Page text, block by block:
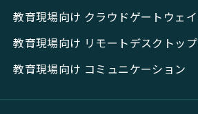
教育現場向け クラウドゲートウェイ
教育現場向け リモートデスクトップ
教育現場向け コミュニケーション